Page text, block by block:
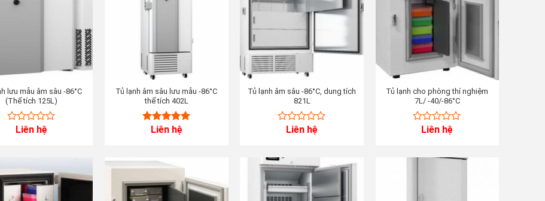
lưu mẫu âm sâu -86°C
(Thể tích 125L)
Liên hệ
Tủ lạnh âm sâu lưu mẫu -86°C
thể tích 402L
5.00out of
Liên hệ
Tủ lạnh âm sâu -86°C, dung tích
821L
5
Liên hệ
Tủ lạnh cho phòng thí nghiệm
7L/ -40/-86°C
5
Liên hệ